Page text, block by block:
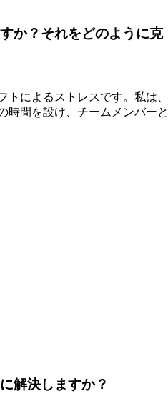
か？それをどのように克
によるストレスです。私は、
時間を設け、チームメンバーと
解決しますか？